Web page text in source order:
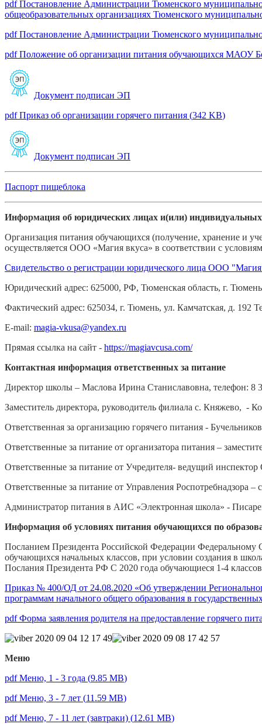
pdfПостановление Администрации Тюменского
общеобразовательных организациях Тюменского
pdfПостановление Администрации Тюменского
pdfПоложение об организации питания обучающихся
Документ подписан ЭП
pdfПриказ об организации горячего питания (342 KB)
Документ подписан ЭП
Паспорт пищеблока
Информация об юридических лицах и(или)
Организация питания обучающихся (получение, хранение и
осуществляется ООО «Магия вкуса» в соответствии с
Свидетельство о регистрации юридического лица ООО
Юридический адрес: 625000, РФ, Тюменская область, г.
Фактический адрес: 625034, г. Тюмень, ул. Камчатская, д. 192
E-mail: magia-vkusa@yandex.ru
Прямая ссылка на сайт - https://magiavcusa.com/
Контактная информация ответственных за питание
Директор школы – Маслова Ирина Станиславовна, телефон: 8
Заместитель директора, руководитель филиала с. Княжево, -
Ответственная за организацию горячего питания -
Ответственные за питание от организатора питания –
Ответственные за питание от Учредителя- ведущий
Ответственные за питание от Управления Роспотребнадзора –
Администратор питания в АИС «Электронная школа» -
Информация об условиях питания обучающихся по
Посланием Президента Российской Федерации Федеральному
обучающихся начальных классов, при условии создания в
Послания Президента РФ С 2020 года обучающиеся 1-4
Приказ № 400/ОД от 24.08.2020 «Об утверждении
программам начального общего образования в
pdfФорма заявления родителя на предоставление горячего
Меню
pdfМеню, 1 - 3 года (9.85 MB)
pdfМеню, 3 - 7 лет (11.59 MB)
pdfМеню, 7 - 11 лет (завтраки) (12.61 MB)